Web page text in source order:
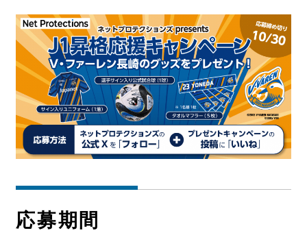
サステナビリティ
IR（投資家情報）
お問い合わせ
応募期間